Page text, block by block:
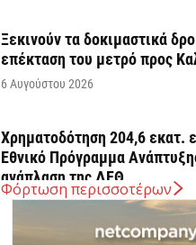
Ξεκινούν τα δοκιμαστικά
επέκταση του μετρό προς
6 Αυγούστου 2026
Χρηματοδότηση 204,6 εκατ.
Εθνικό Πρόγραμμα
ανάπλαση της ΔΕΘ
6 Αυγούστου 2026
Φόρτωση περισσοτέρων